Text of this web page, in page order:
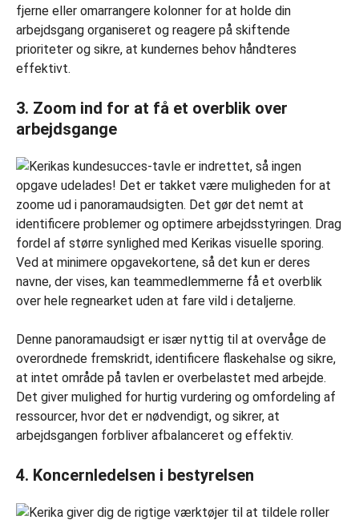
fjerne eller omarrangere kolonner for at holde din
arbejdsgang organiseret og reagere på skiftende
prioriteter og sikre, at kundernes behov håndteres
effektivt.
3. Zoom ind for at få et overblik over
arbejdsgange
Ved at minimere opgavekortene, så det kun er deres
navne, der vises, kan teammedlemmerne få et overblik
over hele regnearket uden at fare vild i detaljerne.
Denne panoramaudsigt er især nyttig til at overvåge de
overordnede fremskridt, identificere flaskehalse og sikre,
at intet område på tavlen er overbelastet med arbejde.
Det giver mulighed for hurtig vurdering og omfordeling af
ressourcer, hvor det er nødvendigt, og sikrer, at
arbejdsgangen forbliver afbalanceret og effektiv.
4. Koncernledelsen i bestyrelsen